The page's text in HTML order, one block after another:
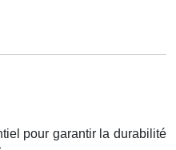
pour garantir la durabilité